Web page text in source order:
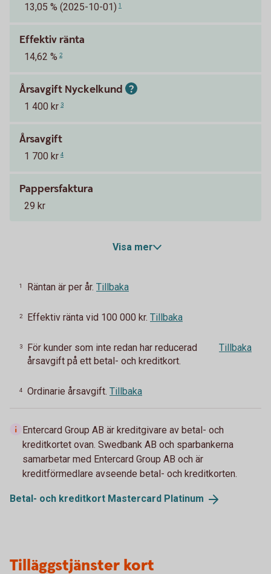
13,05 % (2025-10-01) 1
Effektiv ränta
14,62 % 2
Årsavgift Nyckelkund
1 400 kr 3
Årsavgift
1 700 kr 4
Pappersfaktura
29 kr
Visa mer
1 Räntan är per år. Tillbaka
2 Effektiv ränta vid 100 000 kr. Tillbaka
3
För kunder som inte redan har reducerad
årsavgift på ett betal- och kreditkort.
Tillbaka
4 Ordinarie årsavgift. Tillbaka
Entercard Group AB är kreditgivare av betal- och
kreditkortet ovan. Swedbank AB och sparbankerna
samarbetar med Entercard Group AB och är
kreditförmedlare avseende betal- och kreditkorten.
Betal- och kreditkort Mastercard Platinum
Tilläggstjänster kort